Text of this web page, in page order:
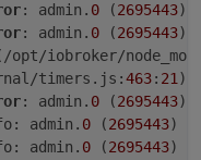
: admin. 0 (2695443)
: admin. 0 (2695443)
opt/iobroker/
timers.js:
463: 21
: admin. 0 (2695443)
admin.
0 (2695443)
admin.
0 (2695443